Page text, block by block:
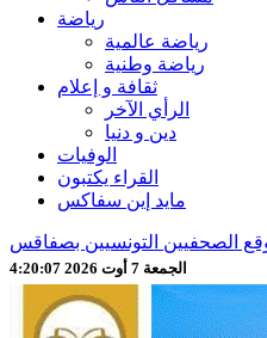
رياضة
رياضة عالمية
رياضة وطنية
ثقافة و إعلام
الرأي الآخر
دين و دنيا
الوفيات
القراء يكتبون
مايد إين سفاكس
الصحفيين التونسيين بصفاقس
الجمعة 7 أوت 2026 4:20:10